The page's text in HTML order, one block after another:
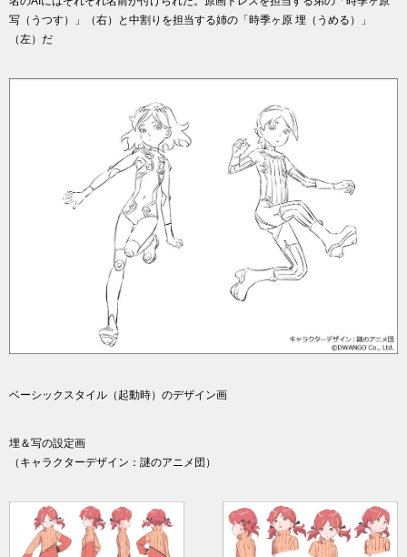
写（うつす）」（右）と中割りを担当する姉の「時季ヶ原 埋（うめる）」
（左）だ
ベーシックスタイル（起動時）のデザイン画
埋＆写の設定画
（キャラクターデザイン：謎のアニメ団）